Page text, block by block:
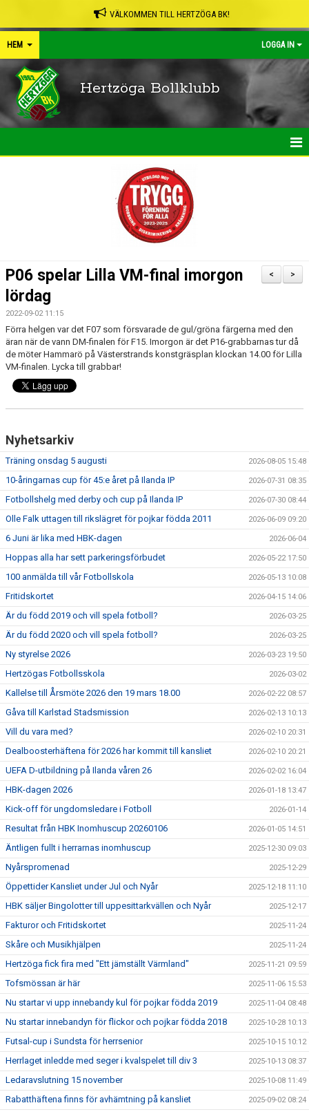
VÄLKOMMEN TILL HERTZÖGA BK!
HEM LOGGA IN
Hertzöga Bollklubb
SHOP
BLI MEDLEM
MATCHER
KONTAKTER & LAG
FÖRENINGSDOKUMENT_GAMLA
SPONSORER
FÖRENINGSDOKUMENT
>
<
P06 spelar Lilla VM-final imorgon
lördag
2022-09-02 11:15
Förra helgen var det F07 som försvarade de gul/gröna färgerna med den
äran när de vann DM-finalen för F15. Imorgon är det P16-grabbarnas tur då
de möter Hammarö på Västerstrands konstgräsplan klockan 14.00 för Lilla
VM-finalen. Lycka till grabbar!
Nyhetsarkiv
Träning onsdag 5 augusti 2026-08-05 15:48
10-åringarnas cup för 45:e året på Ilanda IP 2026-07-31 08:35
Fotbollshelg med derby och cup på Ilanda IP 2026-07-30 08:44
Olle Falk uttagen till rikslägret för pojkar födda 2011 2026-06-09 09:20
6 Juni är lika med HBK-dagen 2026-06-04
Hoppas alla har sett parkeringsförbudet 2026-05-22 17:50
100 anmälda till vår Fotbollskola 2026-05-13 10:08
Fritidskortet 2026-04-15 14:06
Är du född 2019 och vill spela fotboll? 2026-03-25
Är du född 2020 och vill spela fotboll? 2026-03-25
Ny styrelse 2026 2026-03-23 19:50
Hertzögas Fotbollsskola 2026-03-02
Kallelse till Årsmöte 2026 den 19 mars 18.00 2026-02-22 08:57
Gåva till Karlstad Stadsmission 2026-02-13 10:13
Vill du vara med? 2026-02-10 20:31
Dealboosterhäftena för 2026 har kommit till kansliet 2026-02-10 20:21
UEFA D-utbildning på Ilanda våren 26 2026-02-02 16:04
HBK-dagen 2026 2026-01-18 13:47
Kick-off för ungdomsledare i Fotboll 2026-01-14
Resultat från HBK Inomhuscup 20260106 2026-01-05 14:51
Äntligen fullt i herrarnas inomhuscup 2025-12-30 09:03
Nyårspromenad 2025-12-29
Öppettider Kansliet under Jul och Nyår 2025-12-18 11:10
HBK säljer Bingolotter till uppesittarkvällen och Nyår 2025-12-17
Fakturor och Fritidskortet 2025-11-24
Skåre och Musikhjälpen 2025-11-24
Hertzöga fick fira med "Ett jämställt Värmland" 2025-11-21 09:59
Tofsmössan är här 2025-11-06 15:53
Nu startar vi upp innebandy kul för pojkar födda 2019 2025-11-04 08:48
Nu startar innebandyn för flickor och pojkar födda 2018 2025-10-28 10:13
Futsal-cup i Sundsta för herrsenior 2025-10-15 10:12
Herrlaget inledde med seger i kvalspelet till div 3 2025-10-13 08:37
Ledaravslutning 15 november 2025-10-08 11:49
Rabatthäftena finns för avhämtning på kansliet 2025-09-02 08:24